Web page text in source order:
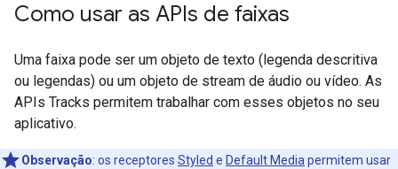
Como usar as APIs de faixas
Uma faixa pode ser um objeto de texto (legenda descritiva
ou legendas) ou um objeto de stream de áudio ou vídeo. As
APIs Tracks permitem trabalhar com esses objetos no seu
aplicativo.
Observação: os receptores Styled e Default Media permitem usar